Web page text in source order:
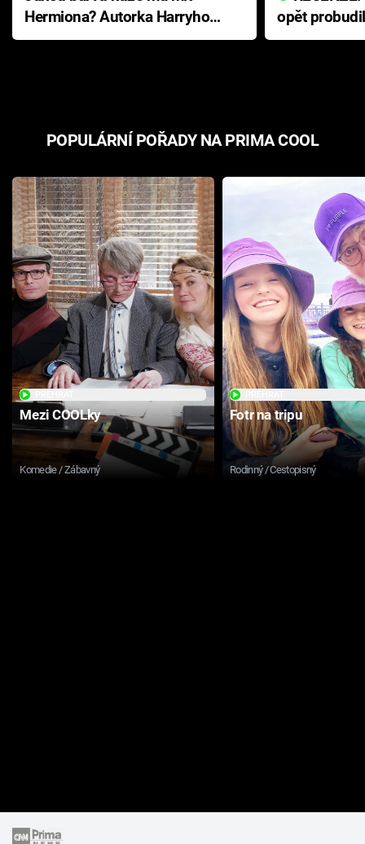
Hermiona? Autorka Harryho
Pottera přišla s ráznou
opět
přichází s
POPULÁRNÍ POŘADY NA PRIMA COOL
Mezi COOLky
Komedie / Zábavný
Fotr na tripu
Rodinný / Cestopisný